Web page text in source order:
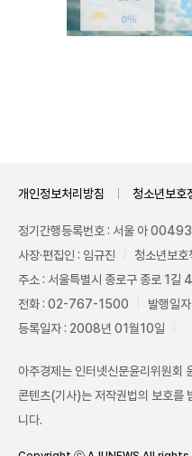
개인정보처리방침 청소년보호
정기간행등록번호 : 서울 아 00493
사장·편집인 : 임규진
청소년보호
주소 : 서울특별시 종로구 종로 1
전화 : 02-767-1500
발행일
등록일자 : 2008년 01월10일
아주경제는 인터넷신문윤리위원회
콘텐츠(기사)는 저작권법의 보호를
니다.